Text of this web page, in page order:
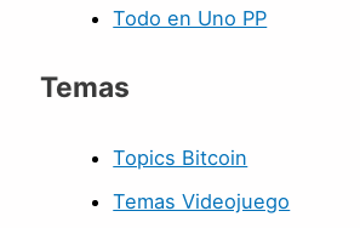
Todo en Uno PP
Temas
Topics Bitcoin
Temas Videojuego